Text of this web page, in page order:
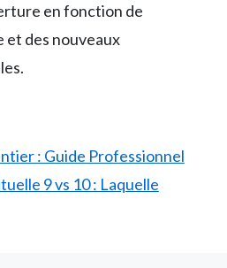
en fonction de
et des nouveaux
: Guide Professionnel
9 vs 10 : Laquelle